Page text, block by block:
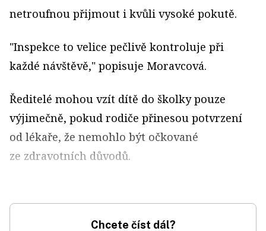
netroufnou přijmout i kvůli vysoké pokutě.
"Inspekce to velice pečlivě kontroluje při
každé návštěvě," popisuje Moravcová.
Ředitelé mohou vzít dítě do školky pouze
výjimečně, pokud rodiče přinesou potvrzení
od lékaře, že nemohlo být očkované
ze zdravotních důvodů.
Chcete číst dál?